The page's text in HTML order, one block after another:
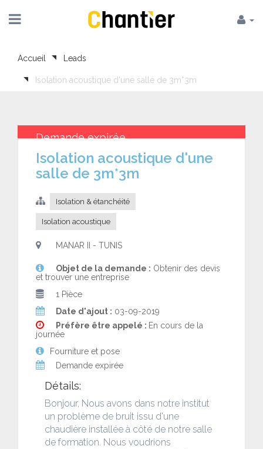
Accueil Leads
Isolation acoustique d'une salle de 3m*3m
Demande expirée
Isolation acoustique d'une
salle de 3m*3m
Isolation & étanchéité
Isolation acoustique
MANAR II - TUNIS
Objet de la demande : Obtenir des devis
et trouver une entreprise
1 Pièce
Date d'ajout : 03-09-2019
Préfère être appelé : En cours de la
journée
Fourniture et pose
Demande expirée
Détails:
Bonjour, Nous avons dans notre institut
un problème de bruit issu d'une
chaudière installée à côté de notre salle
de formation. Nous voudrions